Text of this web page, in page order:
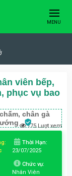
MENU
viên bếp,
phục vụ bao
chân gà
175 Lượt xem
Thời Hạn:
23/07/2025
Chức vụ:
Nhân Viên